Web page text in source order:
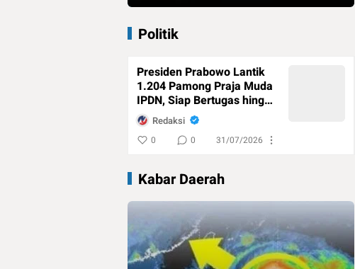
Politik
Presiden Prabowo Lantik
1.204 Pamong Praja Muda
IPDN, Siap Bertugas hingga
Wilayah 3T
Redaksi
0 0 31/07/2026
Kabar Daerah